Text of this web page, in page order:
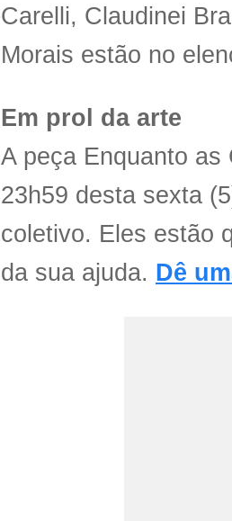
Carelli, Claudinei
Morais estão no
Em prol da arte
A peça Enquanto as
23h59 desta sexta
coletivo. Eles estão
da sua ajuda. Dê